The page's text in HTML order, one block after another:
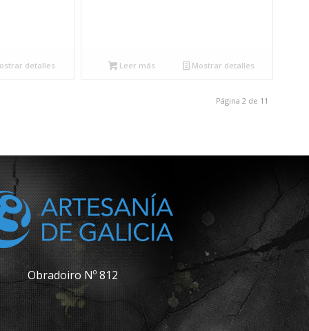
detalles Leer más Mostrar detalles
Página 2 de 11
Obradoiro Nº 812